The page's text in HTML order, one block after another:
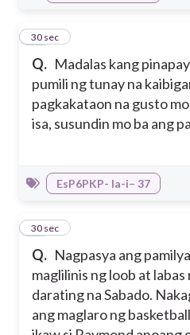
Q. Madalas kang
pumili ng tunay na
pagkakataon na gusto
isa, susundin mo ba ang
25
30 sec
EsP6PKP- Ia-i– 37
Q. Nagpasya ang
maglilinis ng loob at labas
darating na Sabado.
ang maglaro ng
26
30 sec